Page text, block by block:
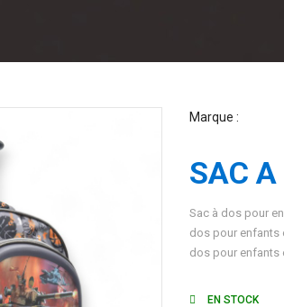
Marque :
SAC A
Sac à dos pour
dos pour enfants
dos pour enfants
EN STOCK